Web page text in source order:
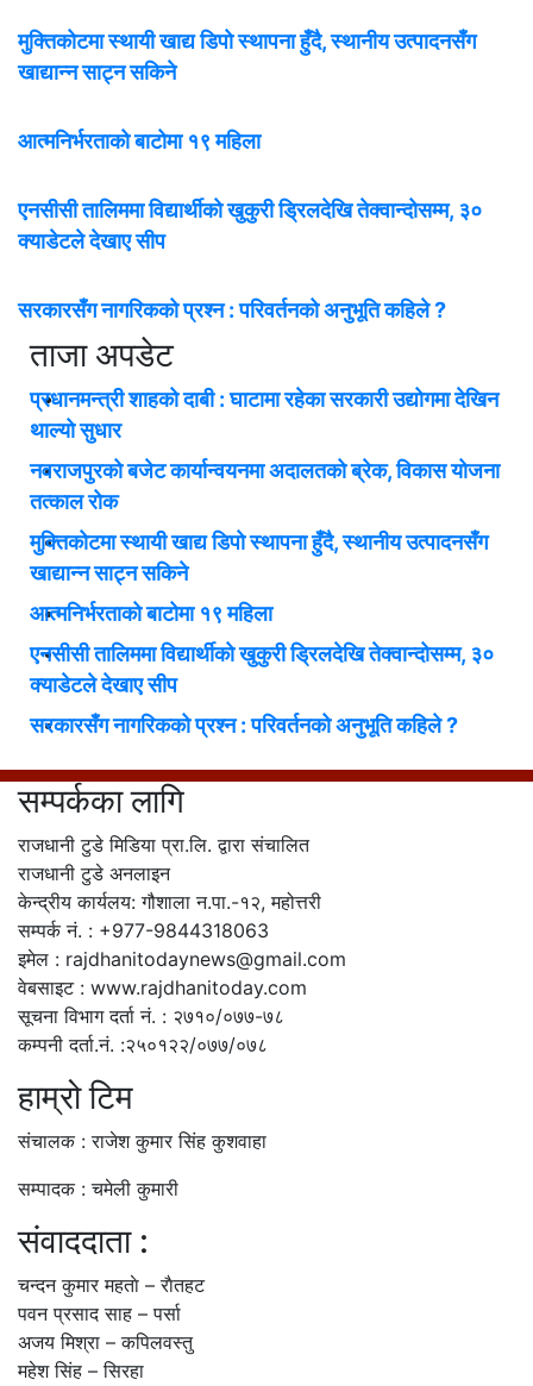
मुक्तिकोटमा स्थायी खाद्य डिपो स्थापना हुँदै, स्थानीय उत्पादनसँग
खाद्यान्न साट्न सकिने
आत्मनिर्भरताको बाटोमा १९ महिला
एनसीसी तालिममा विद्यार्थीको खुकुरी ड्रिलदेखि तेक्वान्दोसम्म, ३०
क्याडेटले देखाए सीप
सरकारसँग नागरिकको प्रश्न : परिवर्तनको अनुभूति कहिले ?
ताजा अपडेट
प्रधानमन्त्री शाहको दाबी : घाटामा रहेका सरकारी उद्योगमा देखिन
थाल्यो सुधार
नवराजपुरको बजेट कार्यान्वयनमा अदालतको ब्रेक, विकास योजना
तत्काल रोक
मुक्तिकोटमा स्थायी खाद्य डिपो स्थापना हुँदै, स्थानीय उत्पादनसँग
खाद्यान्न साट्न सकिने
आत्मनिर्भरताको बाटोमा १९ महिला
एनसीसी तालिममा विद्यार्थीको खुकुरी ड्रिलदेखि तेक्वान्दोसम्म, ३०
क्याडेटले देखाए सीप
सरकारसँग नागरिकको प्रश्न : परिवर्तनको अनुभूति कहिले ?
सम्पर्कका लागि
राजधानी टुडे मिडिया प्रा.लि. द्वारा संचालित
राजधानी टुडे अनलाइन
केन्द्रीय कार्यलय: गौशाला न.पा.-१२, महोत्तरी
सम्पर्क नं. : +977-9844318063
इमेल : rajdhanitodaynews@gmail.com
वेबसाइट : www.rajdhanitoday.com
सूचना विभाग दर्ता नं. : २७१०/०७७-७८
कम्पनी दर्ता.नं. :२५०१२२/०७७/०७८
हाम्रो टिम
संचालक : राजेश कुमार सिंह कुशवाहा
सम्पादक : चमेली कुमारी
संवाददाता :
चन्दन कुमार महताे – राैतहट
पवन प्रसाद साह – पर्सा
अजय मिश्रा – कपिलवस्तु
महेश सिंह – सिरहा